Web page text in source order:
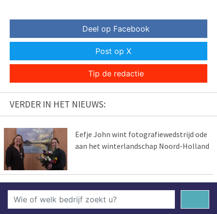
Deel op Facebook
Post op X
Tip de redactie
VERDER IN HET NIEUWS:
Eefje John wint fotografiewedstrijd ode
aan het winterlandschap Noord-Holland